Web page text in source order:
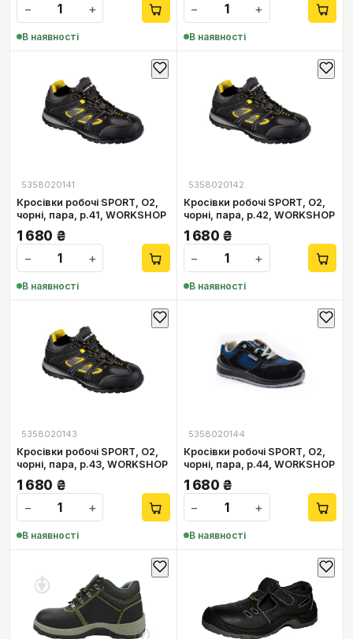
−
+
В наявності
−
+
В наявності
5358020141
Кросівки робочі SPORT, O2,
чорні, пара, р.41, WORKSHOP
1 680 ₴
−
+
В наявності
5358020142
Кросівки робочі SPORT, O2,
чорні, пара, р.42, WORKSHOP
1 680 ₴
−
+
В наявності
5358020143
Кросівки робочі SPORT, O2,
чорні, пара, р.43, WORKSHOP
1 680 ₴
−
+
В наявності
5358020144
Кросівки робочі SPORT, O2,
чорні, пара, р.44, WORKSHOP
1 680 ₴
−
+
В наявності